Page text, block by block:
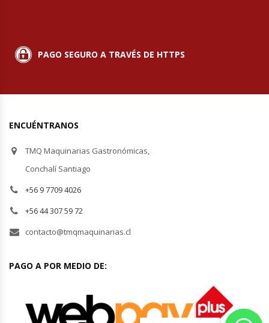
PAGO SEGURO A TRAVÉS DE HTTPS
ENCUÉNTRANOS
TMQ Maquinarias Gastronómicas,
Conchalí Santiago
+56 9 7709 4026
+56 44 307 59 72
contacto@tmqmaquinarias.cl
PAGO A POR MEDIO DE: